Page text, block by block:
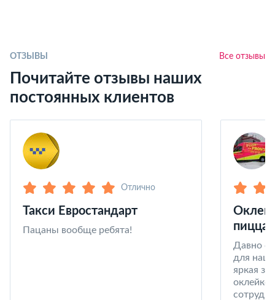
ОТЗЫВЫ Все отзывы
Почитайте отзывы наших
постоянных клиентов
Отлично
Такси Евростандарт
Пацаны вообще ребята!
пицца
Давно
для
яркая
оклейке